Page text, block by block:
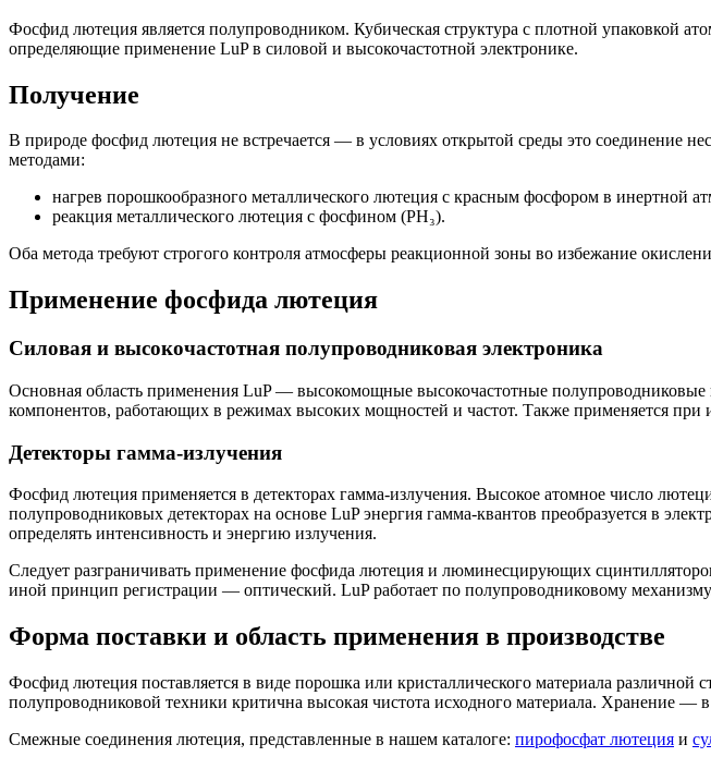
Фосфид лютеция является полупроводником. Кубическая структура с плотной упаковкой
определяющие применение LuP в силовой и высокочастотной электронике.
Получение
В природе фосфид лютеция не встречается — в условиях открытой среды это соединение
методами:
нагрев порошкообразного металлического лютеция с красным фосфором в инертной
реакция металлического лютеция с фосфином (PH₃).
Оба метода требуют строгого контроля атмосферы реакционной зоны во избежание
Применение фосфида лютеция
Силовая и высокочастотная полупроводниковая электроника
Основная область применения LuP — высокомощные высокочастотные
компонентов, работающих в режимах высоких мощностей и частот. Также применяется при
Детекторы гамма-излучения
Фосфид лютеция применяется в детекторах гамма-излучения. Высокое атомное число
полупроводниковых детекторах на основе LuP энергия гамма-квантов преобразуется в
определять интенсивность и энергию излучения.
Следует разграничивать применение фосфида лютеция и люминесцирующих
иной принцип регистрации — оптический. LuP работает по полупроводниковому
Форма поставки и область применения в производстве
Фосфид лютеция поставляется в виде порошка или кристаллического материала
полупроводниковой техники критична высокая чистота исходного материала. Хранение —
Смежные соединения лютеция, представленные в нашем каталоге: пирофосфат лютеция и